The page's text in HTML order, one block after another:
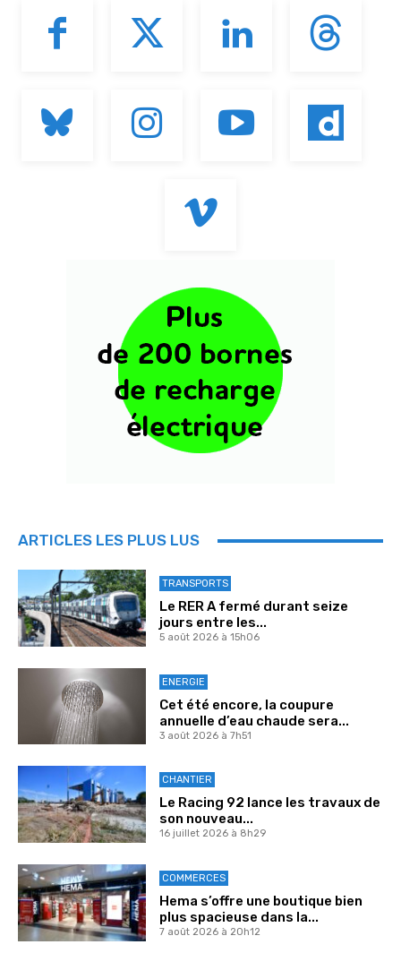
ARTICLES LES PLUS LUS
TRANSPORTS
Le RER A fermé durant seize
jours entre les...
5 août 2026 à 15h06
ENERGIE
Cet été encore, la coupure
annuelle d’eau chaude sera...
3 août 2026 à 7h51
CHANTIER
Le Racing 92 lance les travaux de
son nouveau...
16 juillet 2026 à 8h29
COMMERCES
Hema s’offre une boutique bien
plus spacieuse dans la...
7 août 2026 à 20h12